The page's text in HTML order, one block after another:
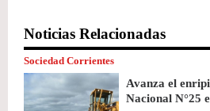
Noticias Relacionadas
Sociedad Corrientes
Avanza el
Nacional N°25